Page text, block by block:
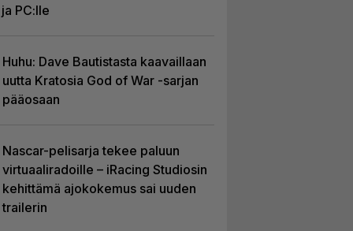
ja PC:lle
Huhu: Dave Bautistasta kaavaillaan
uutta Kratosia God of War -sarjan
pääosaan
Nascar-pelisarja tekee paluun
virtuaaliradoille – iRacing Studiosin
kehittämä ajokokemus sai uuden
trailerin